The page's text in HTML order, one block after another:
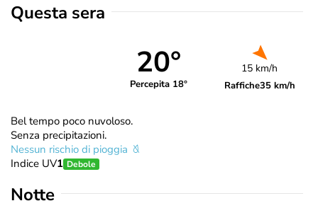
Questa sera
20°
Percepita 18°
15 km/h
Raffiche35 km/h
Bel tempo poco nuvoloso.
Senza precipitazioni.
Nessun rischio di pioggia
Indice UV1 Debole
Notte